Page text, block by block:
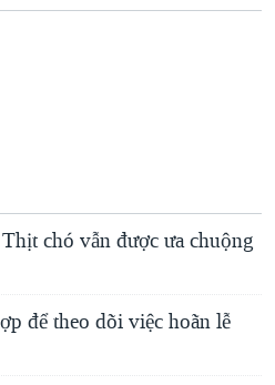
chó vẫn được ưa chuộng
để theo dõi việc hoãn lễ